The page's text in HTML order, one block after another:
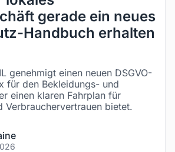
gerade ein neues
Handbuch erhalten
genehmigt einen neuen DSGVO-
für den Bekleidungs- und
einen klaren Fahrplan für
Verbrauchervertrauen bietet.